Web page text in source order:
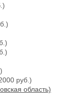
руб.)
область)